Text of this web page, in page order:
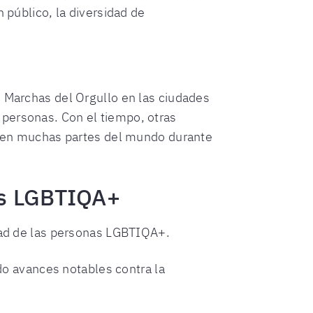
público, la diversidad de
del Orgullo en las ciudades
Con el tiempo, otras
muchas partes del mundo durante
de las personas LGBTIQA+.
avances notables contra la